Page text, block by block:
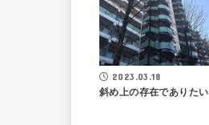
2023.03.18
斜め上の存在でありたい